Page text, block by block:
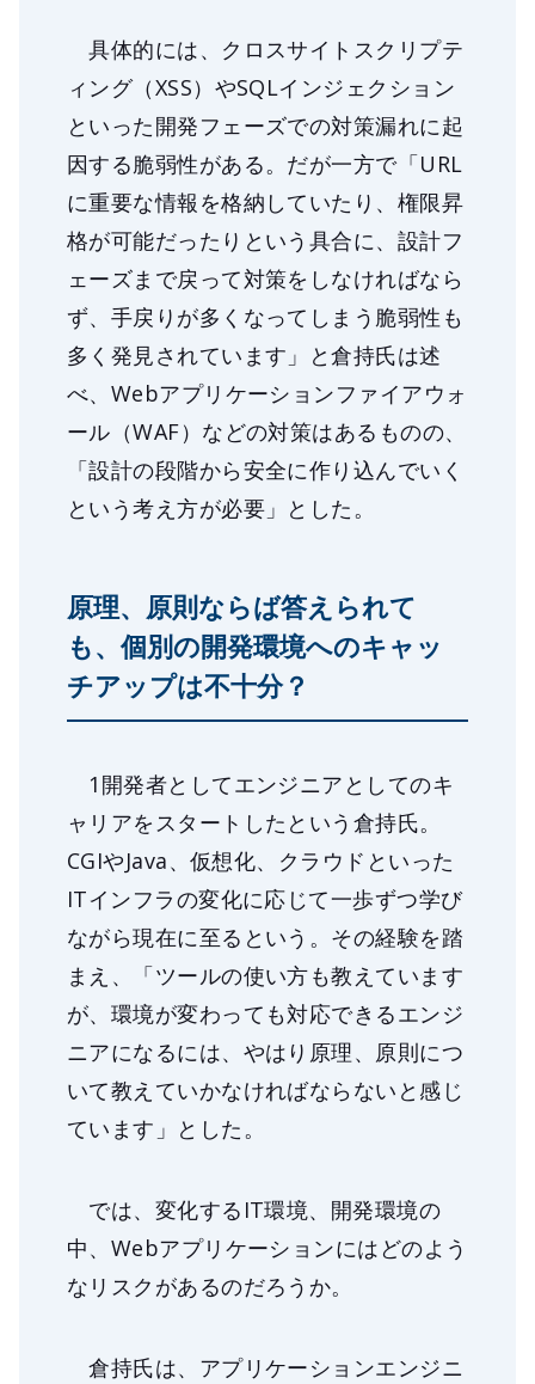
具体的には、クロスサイトスクリプテ
ィング（XSS）やSQLインジェクション
といった開発フェーズでの対策漏れに起
因する脆弱性がある。だが一方で「URL
に重要な情報を格納していたり、権限昇
格が可能だったりという具合に、設計フ
ェーズまで戻って対策をしなければなら
ず、手戻りが多くなってしまう脆弱性も
多く発見されています」と倉持氏は述
べ、Webアプリケーションファイアウォ
ール（WAF）などの対策はあるものの、
「設計の段階から安全に作り込んでいく
という考え方が必要」とした。
原理、原則ならば答えられて
も、個別の開発環境へのキャッ
チアップは不十分？
1開発者としてエンジニアとしてのキ
ャリアをスタートしたという倉持氏。
CGIやJava、仮想化、クラウドといった
ITインフラの変化に応じて一歩ずつ学び
ながら現在に至るという。その経験を踏
まえ、「ツールの使い方も教えています
が、環境が変わっても対応できるエンジ
ニアになるには、やはり原理、原則につ
いて教えていかなければならないと感じ
ています」とした。
では、変化するIT環境、開発環境の
中、Webアプリケーションにはどのよう
なリスクがあるのだろうか。
倉持氏は、アプリケーションエンジニ